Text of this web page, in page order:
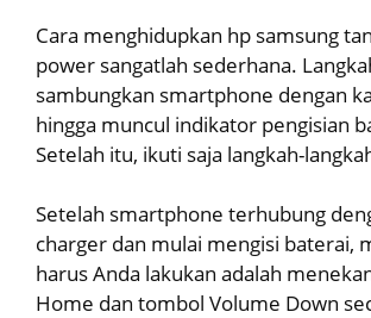
Cara menghidupkan hp samsung
power sangatlah sederhana.
sambungkan smartphone dengan
hingga muncul indikator pengisian
Setelah itu, ikuti saja langkah-
Setelah smartphone terhubung
charger dan mulai mengisi baterai,
harus Anda lakukan adalah
Home dan tombol Volume Down